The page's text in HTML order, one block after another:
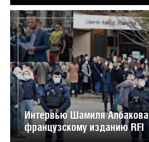
Интервью Шамиля Албакова
французскому изданию RFI